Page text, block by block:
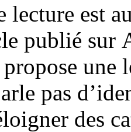
lecture est
publié sur
une
pas
des